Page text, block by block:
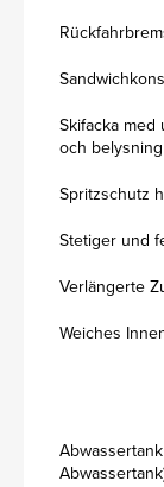
Skifacka
och belysning
Spritzschutz
Stetiger und
Verlängerte
Weiches